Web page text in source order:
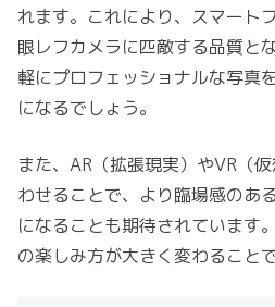
れます。これにより、スマート
眼レフカメラに匹敵する品質と
軽にプロフェッショナルな写真
になるでしょう。
また、AR（拡張現実）やVR（
わせることで、より臨場感のあ
になることも期待されています
の楽しみ方が大きく変わること